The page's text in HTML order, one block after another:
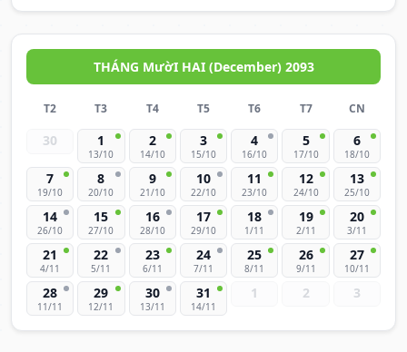
THÁNG MườI HAI (December) 2093
T2 T3 T4 T5 T6 T7 CN
30 1
13/10
2
14/10
3
15/10
4
16/10
5
17/10
6
18/10
7
19/10
8
20/10
9
21/10
10
22/10
11
23/10
12
24/10
13
25/10
14
26/10
15
27/10
16
28/10
17
29/10
18
1/11
19
2/11
20
3/11
21
4/11
22
5/11
23
6/11
24
7/11
25
8/11
26
9/11
27
10/11
28
11/11
29
12/11
30
13/11
31
14/11
1 2 3